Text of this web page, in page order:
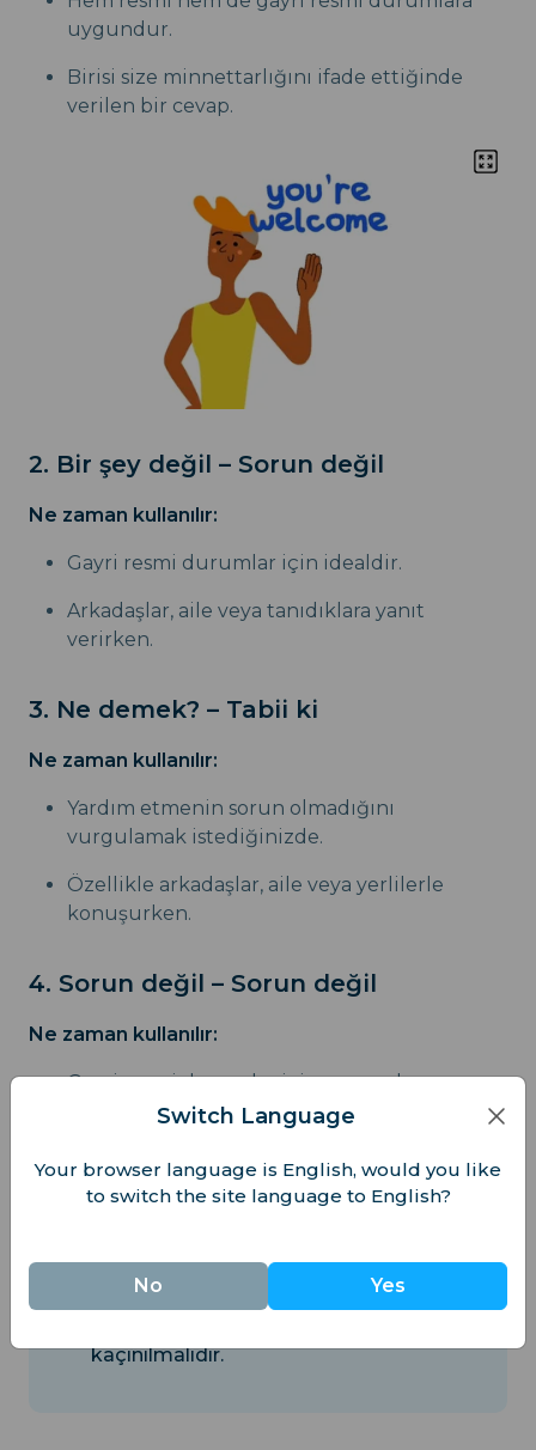
uygundur.
Birisi size minnettarlığını ifade ettiğinde
verilen bir cevap.
2. Bir şey değil – Sorun değil
Ne zaman kullanılır:
Gayri resmi durumlar için idealdir.
Arkadaşlar, aile veya tanıdıklara yanıt
verirken.
3. Ne demek? – Tabii ki
Ne zaman kullanılır:
Yardım etmenin sorun olmadığını
vurgulamak istediğinizde.
Özellikle arkadaşlar, aile veya yerlilerle
konuşurken.
4. Sorun değil – Sorun değil
Ne zaman kullanılır:
Gayri resmi durumlar için uygundur.
Biri size küçük bir şey için teşekkür
ettiğinde.
Günlük konuşmalarda yaygındır.
kaçınılmalıdır.
Switch Language
Your browser language is English, would you like
to switch the site language to English?
No Yes